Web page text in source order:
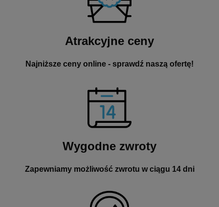
Atrakcyjne ceny
Najniższe ceny online - sprawdź naszą ofertę!
Wygodne zwroty
Zapewniamy możliwość zwrotu w ciągu 14 dni